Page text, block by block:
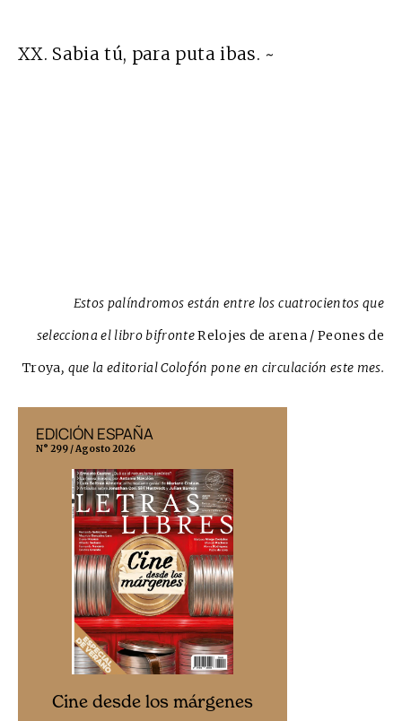
XX. Sabia tú, para puta ibas. ~
Estos palíndromos están entre los cuatrocientos que
selecciona el libro bifronteRelojes de arena / Peones de
Troya, que la editorial Colofón pone en circulación este mes.
EDICIÓN ESPAÑA
N° 299 / Agosto 2026
Cine desde los márgenes